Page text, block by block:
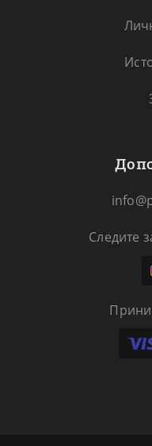
Следите